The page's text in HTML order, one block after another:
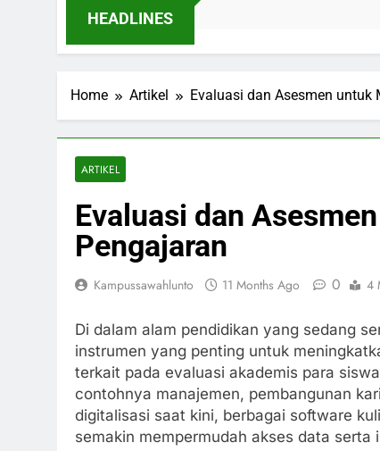
HEADLINES 3
Home Artikel Evaluasi dan Asesmen untuk
ARTIKEL
Evaluasi dan
Pengajaran
Kampussawahlunto 11 Months Ago 0 4
Di dalam alam pendidikan yang sedang
instrumen yang penting untuk
terkait pada evaluasi akademis para
contohnya manajemen, pembangunan
digitalisasi saat kini, berbagai software
semakin mempermudah akses data